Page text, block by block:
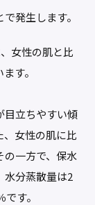
発生します。
女性の肌と比
す。
目立ちやすい傾
女性の肌に比
の一方で、保水
水分蒸散量は2
す。